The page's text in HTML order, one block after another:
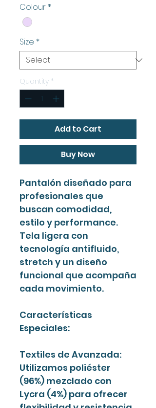
Colour *
Size *
Quantity *
Add to Cart
Buy Now
Pantalón diseñado para
profesionales que
buscan comodidad,
estilo y performance.
Tela ligera con
tecnología antifluido,
stretch y un diseño
funcional que acompaña
cada movimiento.
Características
Especiales:
Textiles de Avanzada:
Utilizamos poliéster
(96%) mezclado con
Lycra (4%) para ofrecer